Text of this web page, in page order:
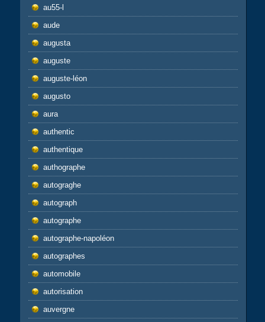
au55-l
aude
augusta
auguste
auguste-léon
augusto
aura
authentic
authentique
authographe
autograghe
autograph
autographe
autographe-napoléon
autographes
automobile
autorisation
auvergne